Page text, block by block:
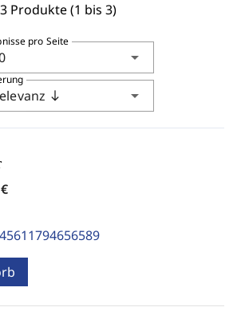
3 Produkte (1 bis 3)
arrow_drop_down
pro Seite
south arrow_drop_down